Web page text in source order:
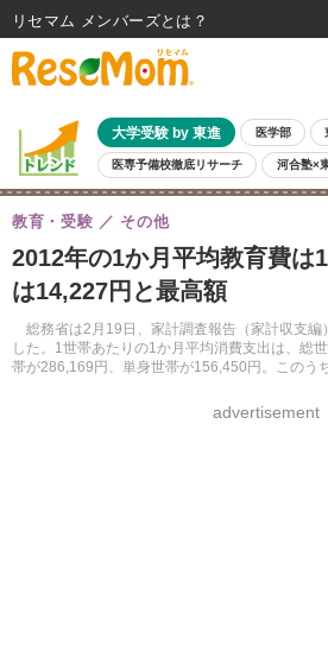
大学受験 by 東進 医学部
医専予備校徹底リサーチ 河合塾×
親子で考える大学選び 高校受験 中学受験
共通テスト 夏休み
8月開催イベント・WS 全国公立高校 過去問
自由研究教材（小学生向け） 自由研究教材（中学
2012年の1か月平均教育費は
は14,227円と最高額
総務省は2月19日、家計調査報告（家計収支編
した。1世帯あたりの1か月平均消費支出は、総
帯が286,169円、単身世帯が156,450円。このう
教育・受験 その他
advertisement
リセマム メンバーズ